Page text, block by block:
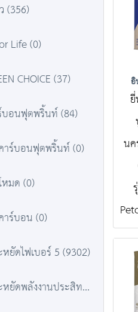
(356)
Life (0)
CHOICE (37)
บอนฟุตพริ้นท์ (84)
าร์บอนฟุตพริ้นท์ (0)
มด (0)
ร์บอน (0)
ยัดไฟเบอร์ 5 (9302)
ฉลากประหยัดพลังงานประสิทธิภาพสูง (3238)
น